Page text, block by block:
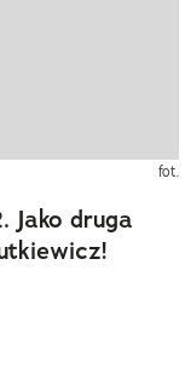
fot.
Jako druga